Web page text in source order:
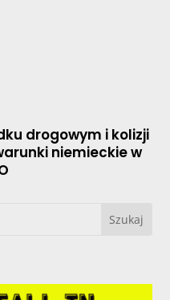
drogowym i kolizji
niemieckie w